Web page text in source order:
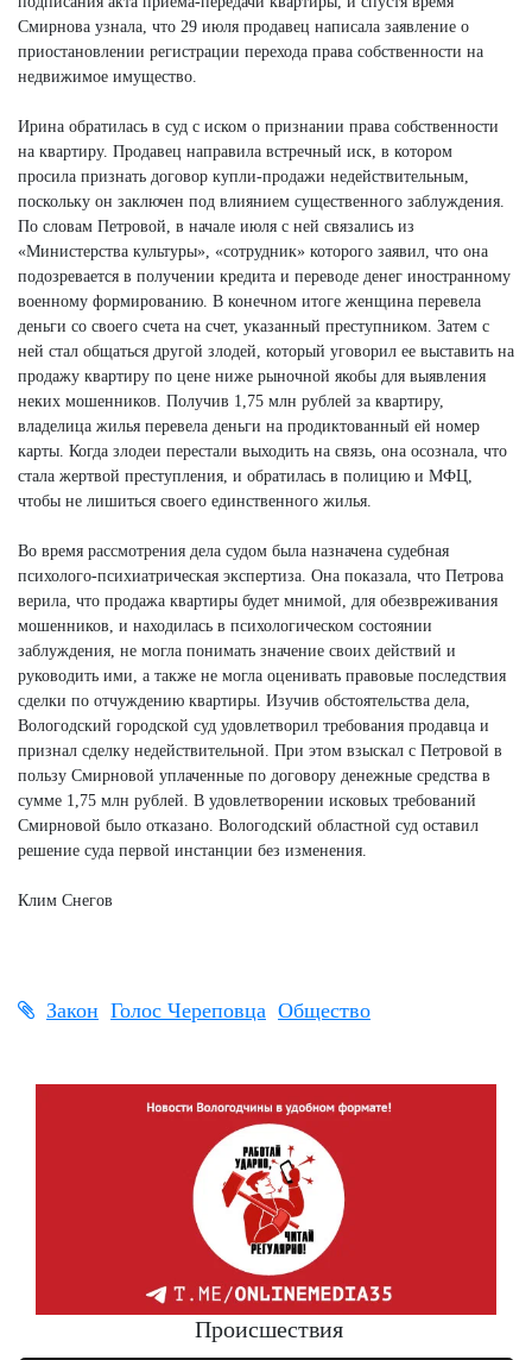
Смирнова узнала, что 29 июля продавец написала заявление о
приостановлении регистрации перехода права собственности на
недвижимое имущество.
Ирина обратилась в суд с иском о признании права собственности
на квартиру. Продавец направила встречный иск, в котором
просила признать договор купли-продажи недействительным,
поскольку он заключен под влиянием существенного заблуждения.
По словам Петровой, в начале июля с ней связались из
«Министерства культуры», «сотрудник» которого заявил, что она
подозревается в получении кредита и переводе денег иностранному
военному формированию. В конечном итоге женщина перевела
деньги со своего счета на счет, указанный преступником. Затем с
ней стал общаться другой злодей, который уговорил ее выставить на
продажу квартиру по цене ниже рыночной якобы для выявления
неких мошенников. Получив 1,75 млн рублей за квартиру,
владелица жилья перевела деньги на продиктованный ей номер
карты. Когда злодеи перестали выходить на связь, она осознала, что
стала жертвой преступления, и обратилась в полицию и МФЦ,
чтобы не лишиться своего единственного жилья.
Во время рассмотрения дела судом была назначена судебная
психолого-психиатрическая экспертиза. Она показала, что Петрова
верила, что продажа квартиры будет мнимой, для обезвреживания
мошенников, и находилась в психологическом состоянии
заблуждения, не могла понимать значение своих действий и
руководить ими, а также не могла оценивать правовые последствия
сделки по отчуждению квартиры. Изучив обстоятельства дела,
Вологодский городской суд удовлетворил требования продавца и
признал сделку недействительной. При этом взыскал с Петровой в
пользу Смирновой уплаченные по договору денежные средства в
сумме 1,75 млн рублей. В удовлетворении исковых требований
Смирновой было отказано. Вологодский областной суд оставил
решение суда первой инстанции без изменения.
Клим Снегов
Закон Голос Череповца Общество
Происшествия